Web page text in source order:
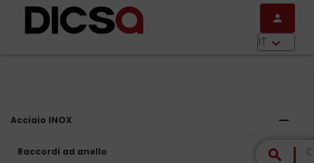
Salta al contenuto principale
person
IT keyboard_arrow_down
search
Acciaio INOX remove
Raccordi ad anello remove